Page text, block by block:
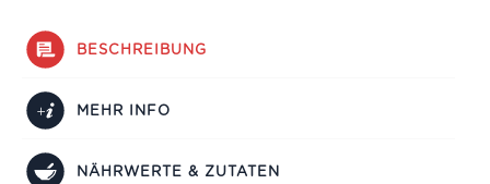
BESCHREIBUNG
MEHR INFO
NÄHRWERTE & ZUTATEN